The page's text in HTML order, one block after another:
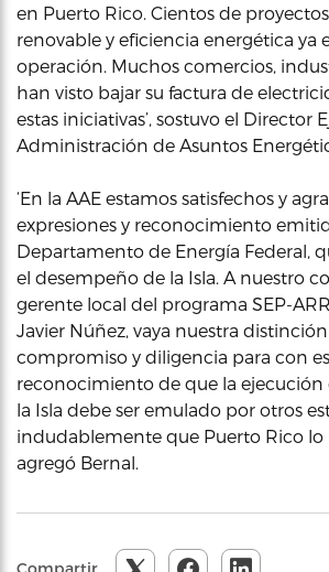
en Puerto Rico. Cientos de
renovable y eficiencia energética ya
operación. Muchos comercios,
han visto bajar su factura de
estas iniciativas’, sostuvo el Director
Administración de Asuntos
‘En la AAE estamos satisfechos y
expresiones y reconocimiento
Departamento de Energía Federal,
el desempeño de la Isla. A nuestro
gerente local del programa SEP-
Javier Núñez, vaya nuestra
compromiso y diligencia para con
reconocimiento de que la ejecución
la Isla debe ser emulado por otros
indudablemente que Puerto Rico lo
agregó Bernal.
Compartir